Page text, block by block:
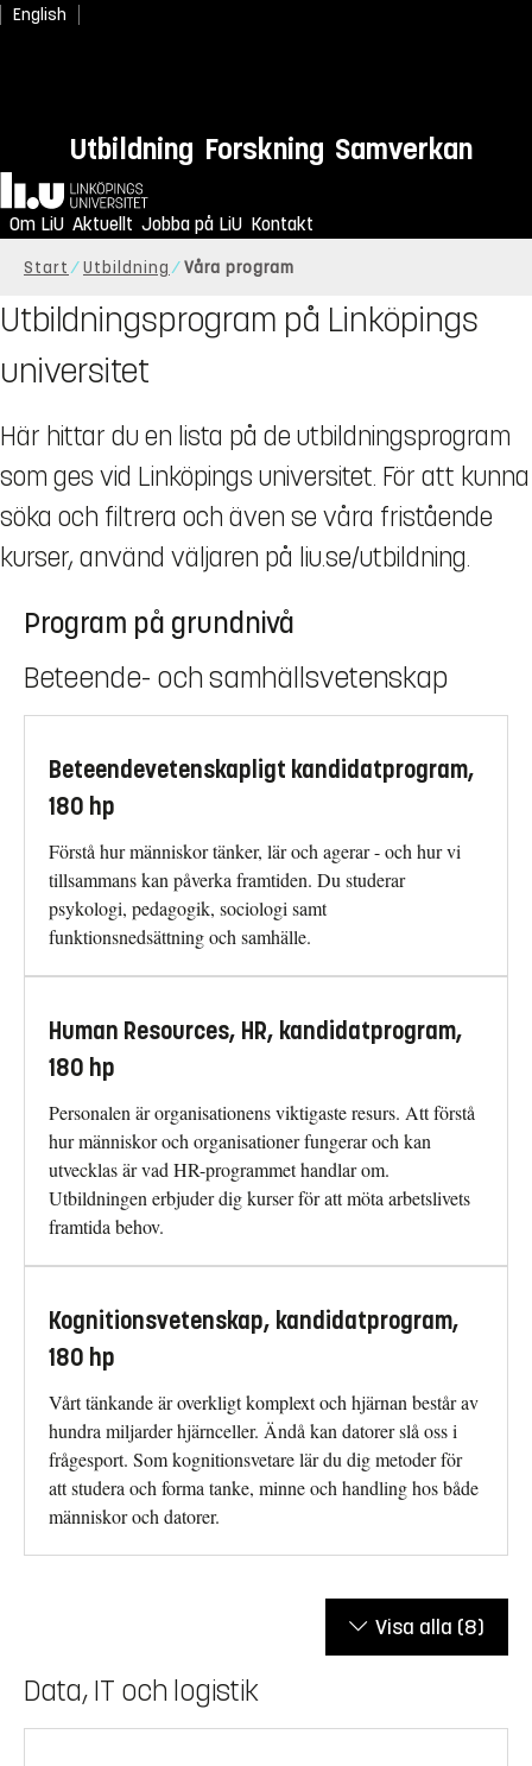
English
Utbildning Forskning Samverkan
Hem
Om LiU Aktuellt Jobba på LiU Kontakt
Start Utbildning Våra program
Utbildningsprogram på Linköpings
universitet
Här hittar du en lista på de utbildningsprogram
som ges vid Linköpings universitet. För att kunna
söka och filtrera och även se våra fristående
kurser, använd väljaren på liu.se/utbildning.
Program på grundnivå
Beteende- och samhällsvetenskap
Beteendevetenskapligt kandidatprogram,
180 hp
Förstå hur människor tänker, lär och agerar - och hur vi
tillsammans kan påverka framtiden. Du studerar
psykologi, pedagogik, sociologi samt
funktionsnedsättning och samhälle.
Human Resources, HR, kandidatprogram,
180 hp
Personalen är organisationens viktigaste resurs. Att förstå
hur människor och organisationer fungerar och kan
utvecklas är vad HR-programmet handlar om.
Utbildningen erbjuder dig kurser för att möta arbetslivets
framtida behov.
Kognitionsvetenskap, kandidatprogram,
180 hp
Vårt tänkande är overkligt komplext och hjärnan består av
hundra miljarder hjärnceller. Ändå kan datorer slå oss i
frågesport. Som kognitionsvetare lär du dig metoder för
att studera och forma tanke, minne och handling hos både
människor och datorer.
Visa alla (8)
Data, IT och logistik